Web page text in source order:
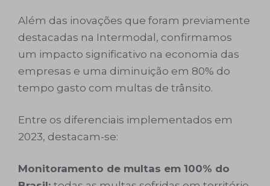
Além das inovações que foram previamente
destacadas na Intermodal, confirmamos
um impacto significativo na economia das
empresas e uma diminuição em 80% do
tempo gasto com multas de trânsito.
Entre os diferenciais implementados em
2023, destacam-se:
Monitoramento de multas em 100% do